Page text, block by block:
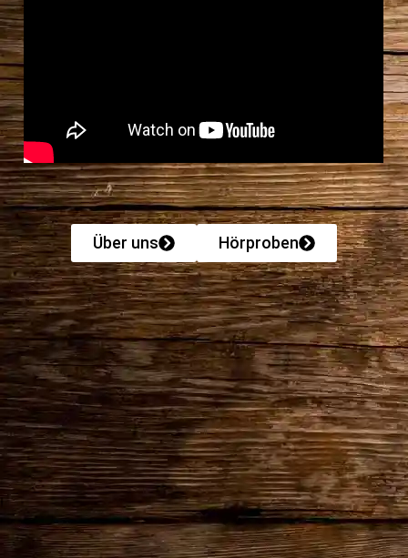
Über uns Hörproben